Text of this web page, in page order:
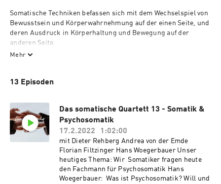
Somatische Techniken befassen sich mit dem Wechselspiel von
Bewusstsein und Körperwahrnehmung auf der einen Seite, und
deren Ausdruck in Körperhaltung und Bewegung auf der
anderen Seite.
Dabei ist man selbst der Forscher und das beforschte Objekt.
Theorie gab.
Hier gibt es Diskurs und Diskussion und nicht nur persönliche
Geschichten.
Es werden tiefe Gemeinsamkeiten und Grenzen ausgelotet.
Es wird eine verständliche Sprache gesprochen.
Mehr
13 Episoden
Das somatische Quartett 13 - Somatik &
Psychosomatik
17.2.2022
1:02:00
mit Dieter Rehberg Andrea von der Emde
Florian Filtzinger Hans Woegerbauer Unser
heutiges Thema: Wir Somatiker fragen heute
den Fachmann für Psychosomatik Hans
Woegerbauer: Was ist Psychosomatik? Will und